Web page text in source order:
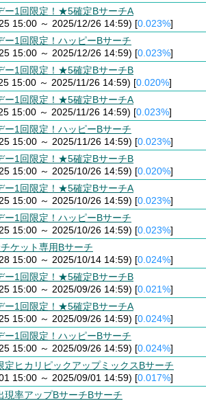
ー1回限定！★5確定BサーチA
15:00 ～ 2025/12/26 14:59) [0.023%]
ー1回限定！ハッピーBサーチ
15:00 ～ 2025/12/26 14:59) [0.023%]
ー1回限定！★5確定BサーチB
15:00 ～ 2025/11/26 14:59) [0.020%]
ー1回限定！★5確定BサーチA
15:00 ～ 2025/11/26 14:59) [0.023%]
ー1回限定！ハッピーBサーチ
15:00 ～ 2025/11/26 14:59) [0.023%]
ー1回限定！★5確定BサーチB
15:00 ～ 2025/10/26 14:59) [0.020%]
ー1回限定！★5確定BサーチA
15:00 ～ 2025/10/26 14:59) [0.023%]
ー1回限定！ハッピーBサーチ
15:00 ～ 2025/10/26 14:59) [0.023%]
ケット専用Bサーチ
15:00 ～ 2025/10/14 14:59) [0.024%]
ー1回限定！★5確定BサーチB
15:00 ～ 2025/09/26 14:59) [0.021%]
ー1回限定！★5確定BサーチA
15:00 ～ 2025/09/26 14:59) [0.024%]
ー1回限定！ハッピーBサーチ
15:00 ～ 2025/09/26 14:59) [0.024%]
定ヒカリピックアップミックスBサーチ
15:00 ～ 2025/09/01 14:59) [0.017%]
現率アップBサーチBサーチ